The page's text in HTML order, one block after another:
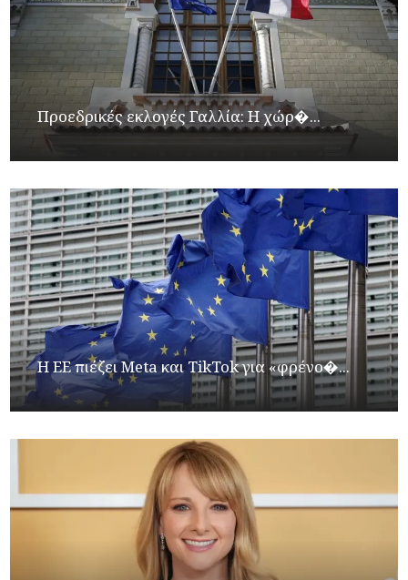
Προεδρικές εκλογές Γαλλία: Η χώρ�...
Η ΕΕ πιέζει Meta και TikTok για «φρένο�...